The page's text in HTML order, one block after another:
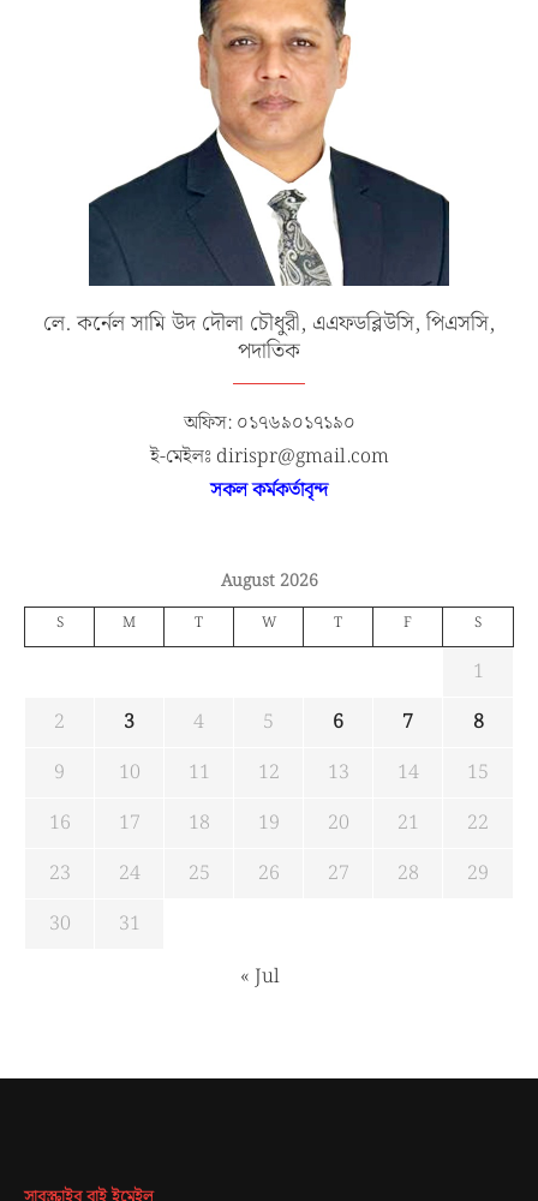
লে. কর্নেল সামি উদ দৌলা চৌধুরী, এএফডব্লিউসি, পিএসসি,
পদাতিক
অফিস: ০১৭৬৯০১৭১৯০
ই-মেইলঃ dirispr@gmail.com
সকল কর্মকর্তাবৃন্দ
August 2026
S M T W T F S
1
2
3 4 5 6 7
8
9
10 11 12 13 14
15
16
17 18 19 20 21
22
23
24 25 26 27 28
29
30
31
« Jul